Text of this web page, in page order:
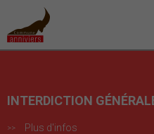
INTERDICTION
Plus d'infos